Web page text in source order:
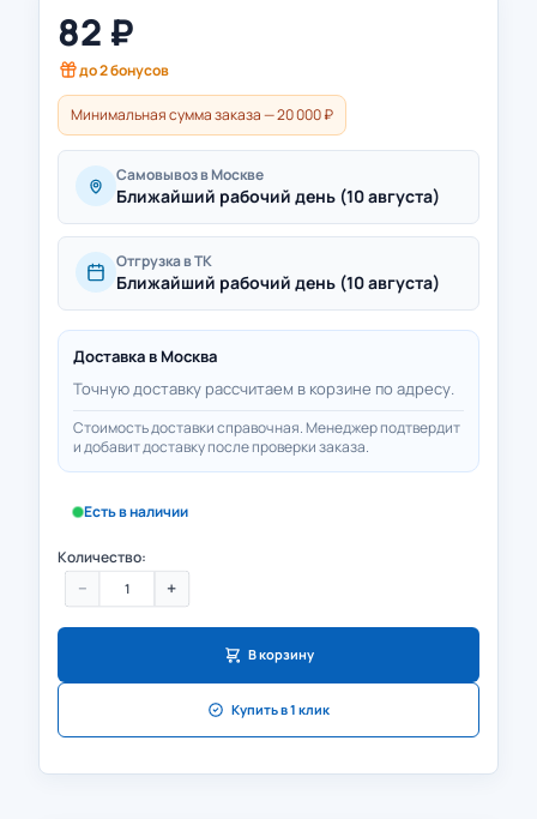
82 ₽
до2бонусов
Минимальная сумма заказа — 20 000 ₽
Самовывоз в Москве
Ближайший рабочий день (10 августа)
Отгрузка в ТК
Ближайший рабочий день (10 августа)
Доставка в Москва
Точную доставку рассчитаем в корзине по адресу.
Стоимость доставки справочная. Менеджер подтвердит
и добавит доставку после проверки заказа.
Есть в наличии
Количество:
− +
В корзину
Купить в 1 клик